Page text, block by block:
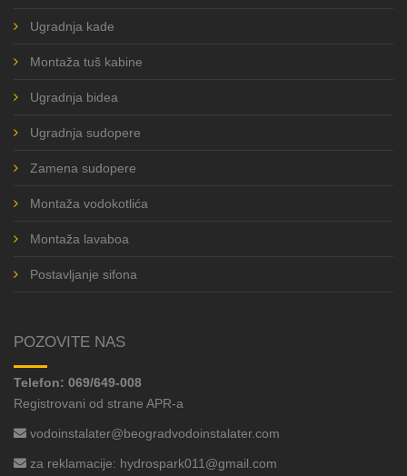
Ugradnja kade
Montaža tuš kabine
Ugradnja bidea
Ugradnja sudopere
Zamena sudopere
Montaža vodokotlića
Montaža lavaboa
Postavljanje sifona
POZOVITE NAS
Telefon: 069/649-008
Registrovani od strane APR-a
vodoinstalater@beogradvodoinstalater.com
za reklamacije: hydrospark011@gmail.com